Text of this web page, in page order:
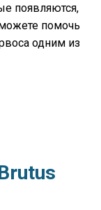
появляются,
помочь
одним из